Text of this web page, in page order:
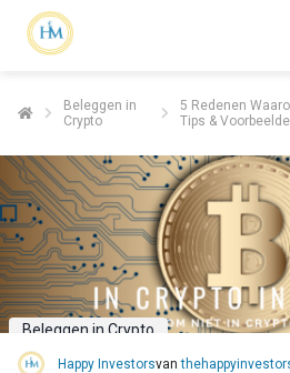
Beleggen in
Crypto
5 Redenen
Tips &
Beleggen in Crypto
Happy Investorsvan